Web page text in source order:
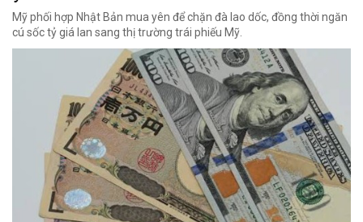
Mỹ phối hợp Nhật Bản mua yên để chặn đà lao dốc, đồng thời ngăn
cú sốc tỷ giá lan sang thị trường trái phiếu Mỹ.